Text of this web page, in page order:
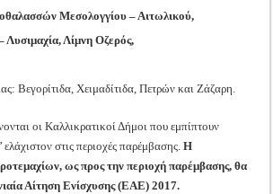
Μεσολογγίου – Αιτωλικού,
Λυσιμαχία, Λίμνη Οζερός,
Βεγορίτιδα, Χειμαδίτιδα, Πετρών και Ζάζαρη.
οι Καλλικρατικοί Δήμοι που εμπίπτουν
στις περιοχές παρέμβασης.Η
ως προς την περιοχή παρέμβασης, θα
Αίτηση Ενίσχυσης (ΕΑΕ) 2017.